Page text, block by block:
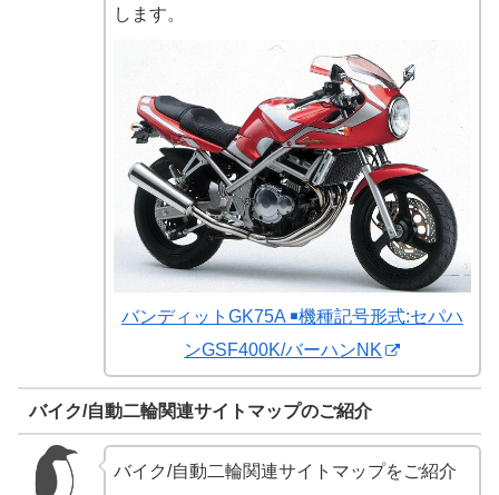
します。
バンディットGK75A ￭機種記号形式:セパハ
ンGSF400K/バーハンNK
バイク/自動二輪関連サイトマップのご紹介
バイク/自動二輪関連サイトマップをご紹介